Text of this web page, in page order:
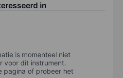
in
is momenteel niet
voor dit instrument.
pagina of probeer het